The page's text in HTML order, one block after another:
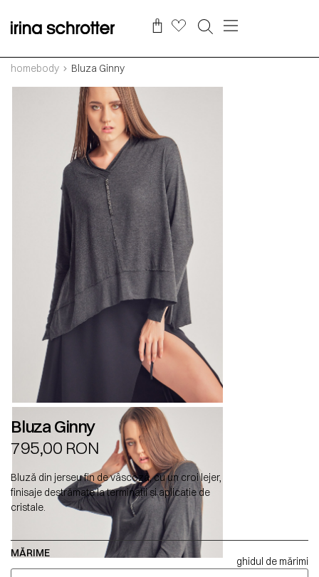
homebody Bluza Ginny
Bluza Ginny
795,00 RON
Bluză din jerseu fin de vâscoză, cu un croi lejer,
finisaje destrămate la terminații și aplicație de
cristale.
MĂRIME
ghidul de mărimi